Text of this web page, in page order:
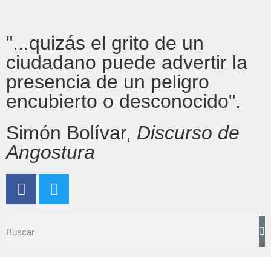
"...quizás el grito de un
ciudadano puede advertir la
presencia de un peligro
encubierto o desconocido".
Simón Bolívar, Discurso de
Angostura